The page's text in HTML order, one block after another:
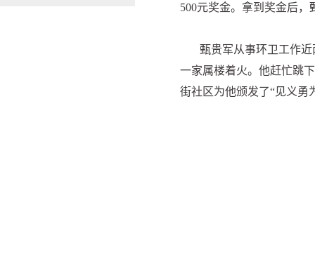
500元奖金。拿到奖金后
甄贵军从事环卫工作
一家属楼着火。他赶忙跳
街社区为他颁发了“见义勇